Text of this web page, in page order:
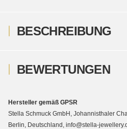
BESCHREIBUNG
BEWERTUNGEN
Hersteller gemäß GPSR
Stella Schmuck GmbH, Johannisthaler
Berlin, Deutschland, info@stella-